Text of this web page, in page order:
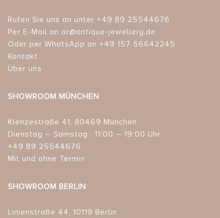
Rufen Sie uns an unter +49 89 25544676
Per E-Mail an or@antique-jewellery.de
Oder per WhatsApp an +49 157 56642245
Kontakt
Über uns
SHOWROOM MÜNCHEN
Klenzestraße 41, 80469 München
Dienstag – Samstag · 11:00 – 19:00 Uhr
+49 89 25544676
Mit und ohne Termin
SHOWROOM BERLIN
Linienstraße 44, 10119 Berlin